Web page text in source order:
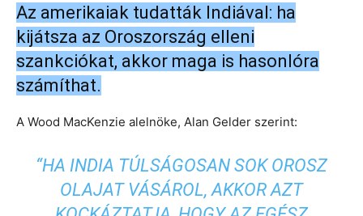
Az amerikaiak tudatták Indiával: ha
kijátsza az Oroszország elleni
szankciókat, akkor maga is hasonlóra
számíthat.
A Wood MacKenzie alelnöke, Alan Gelder szerint:
“HA INDIA TÚLSÁGOSAN SOK OROSZ
OLAJAT VÁSÁROL, AKKOR AZT